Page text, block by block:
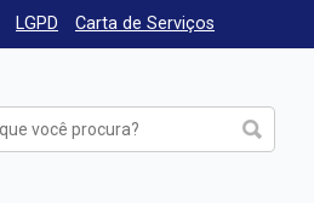
LGPD Carta de Serviços